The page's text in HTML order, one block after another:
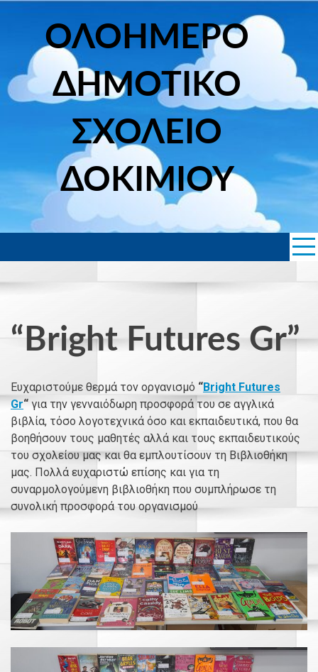
Skip
ΟΛΟΗΜΕΡΟ
ΔΗΜΟΤΙΚΟ
ΣΧΟΛΕΙΟ
ΔΟΚΙΜΙΟΥ
“Bright Futures Gr”
Ευχαριστούμε θερμά τον οργανισμό “Bright Futures
Gr“ για την γενναιόδωρη προσφορά του σε αγγλικά
βιβλία, τόσο λογοτεχνικά όσο και εκπαιδευτικά, που θα
βοηθήσουν τους μαθητές αλλά και τους εκπαιδευτικούς
του σχολείου μας και θα εμπλουτίσουν τη Βιβλιοθήκη
μας. Πολλά ευχαριστώ επίσης και για τη
συναρμολογούμενη βιβλιοθήκη που συμπλήρωσε τη
συνολική προσφορά του οργανισμού